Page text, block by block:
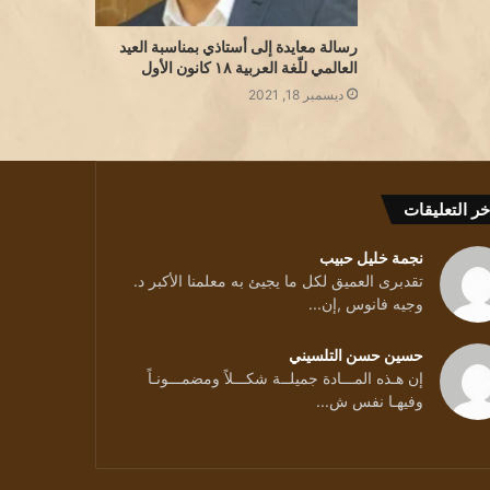
رسالة معايدة إلى أستاذي بمناسبة العيد
العالمي للّغة العربية ١٨ كانون الأول
ديسمبر 18, 2021
بقلم الشاعرة د يسرى بيطار
التعليقات
نجمة خليل حبيب
تقدبرى العميق لكل ما يجيئ به معلمنا الأكبر د.
وجيه فانوس ,إن...
حسين حسن التلسيني
إن هـذه المـــادة جميلــة شكـــلاً ومضمـــونـاً
وفيهـا نفس ش...